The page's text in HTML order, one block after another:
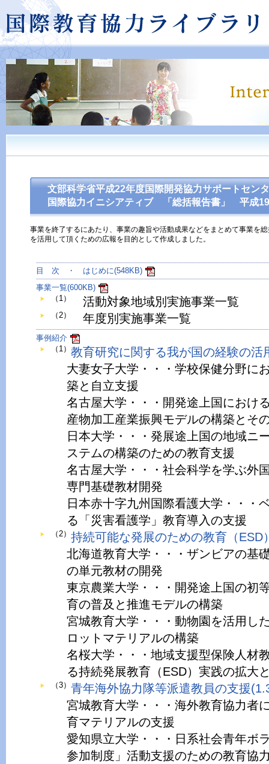
文部科学省平成22年度国際開発協力サポートセン
国際協力イニシアティブ 「総括報告書」 平成
事業を終了するにあたり、事業の趣旨や活動成果などをまとめて事業を
を活用して頂くための広報を目的として作成しました。
目 次 ・ はじめに(548KB)
事業一覧(600KB)
（1）
活動対象地域別実施事業一覧
（2） 年度別実施事業一覧
事例紹介
（1） 教育研究に関する我が国の経験の活
大妻女子大学・・・学校保健分野に
築と自立支援
名古屋大学・・・開発途上国におけ
産物加工産業振興モデルの構築とそ
日本大学・・・発展途上国の地域ニ
ステムの構築のための教育支援
名古屋大学・・・社会科学を学ぶ外
専門基礎教材開発
日本赤十字九州国際看護大学・・・
る「災害看護学」教育導入の支援
（2） 持続可能な発展のための教育（ESD
北海道教育大学・・・ザンビアの基
の単元教材の開発
東京農業大学・・・開発途上国の初
育の普及と推進モデルの構築
宮城教育大学・・・動物園を活用し
ロットマテリアルの構築
名桜大学・・・地域支援型保険人材
る持続発展教育（ESD）実践の拡大
（3） 青年海外協力隊等派遣教員の支援
宮城教育大学・・・海外教育協力者
育マテリアルの支援
愛知県立大学・・・日系社会青年ボ
参加制度」活動支援のための教育協